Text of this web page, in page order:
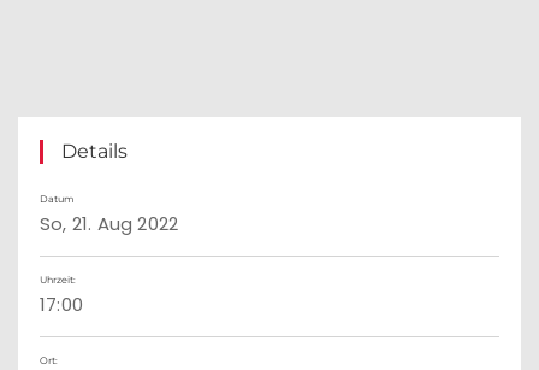
Details
Datum
So, 21. Aug 2022
Uhrzeit:
17:00
Ort: